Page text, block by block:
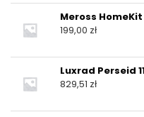
Meross HomeKit
199,00 zł
Luxrad Perseid
829,51 zł